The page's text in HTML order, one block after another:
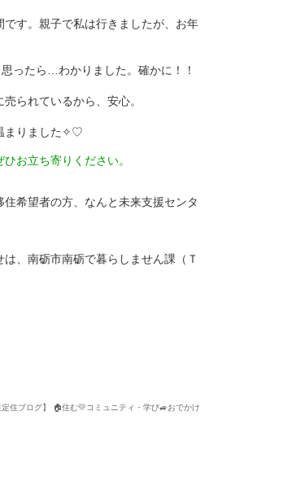
す。親子で私は行きましたが、お年
ったら…わかりました。確かに！！
られているから、安心。
まりました✧♡
お立ち寄りください。
希望者の方、なんと未来支援センタ
、南砺市南砺で暮らしません課（Ｔ
住ブログ】 🏠住む💛コミュニティ・学び🚙おでかけ